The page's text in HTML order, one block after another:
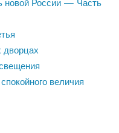
новой России — Часть
дворцах
величия